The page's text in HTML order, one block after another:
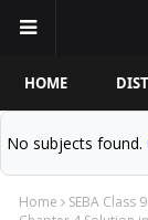
HOME
No subjects found.
Home SEBA Class